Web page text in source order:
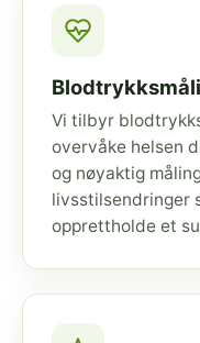
Vi tilbyr
overvåke helsen
og nøyaktig
livsstilsendringer
opprettholde et